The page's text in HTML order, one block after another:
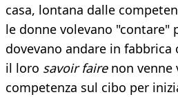
casa, lontana dalle
le donne volevano "contare"
dovevano andare in
il loro savoir fairenon venne
competenza sul cibo per